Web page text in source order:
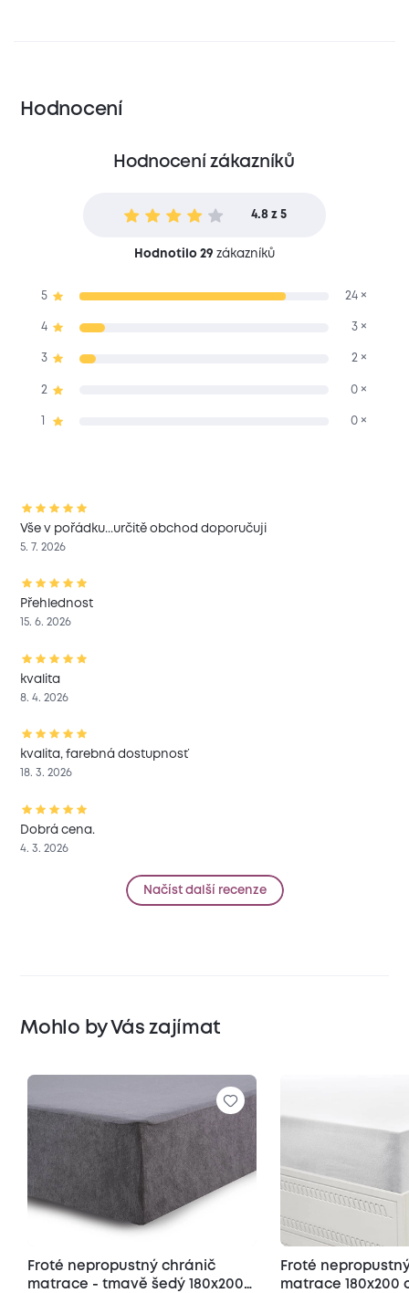
Hodnocení
Hodnocení zákazníků
4.8 z 5
Hodnotilo 29 zákazníků
5 24 ×
4 3 ×
3 2 ×
2 0 ×
0 ×
Vše v pořádku...určitě obchod doporučuji
5. 7. 2026
Přehlednost
15. 6. 2026
kvalita
8. 4. 2026
kvalita, farebná dostupnosť
18. 3. 2026
Dobrá cena.
4. 3. 2026
Načíst další recenze
Mohlo by Vás zajímat
Froté nepropustný chránič
matrace - tmavě šedý 180x200
Froté
matrace 180x200